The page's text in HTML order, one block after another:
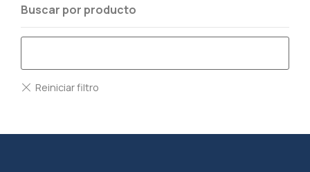
Buscar por producto